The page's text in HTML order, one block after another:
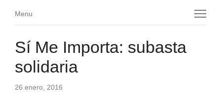
Menu
Menu
Sí Me Importa: subasta
solidaria
26 enero, 2016